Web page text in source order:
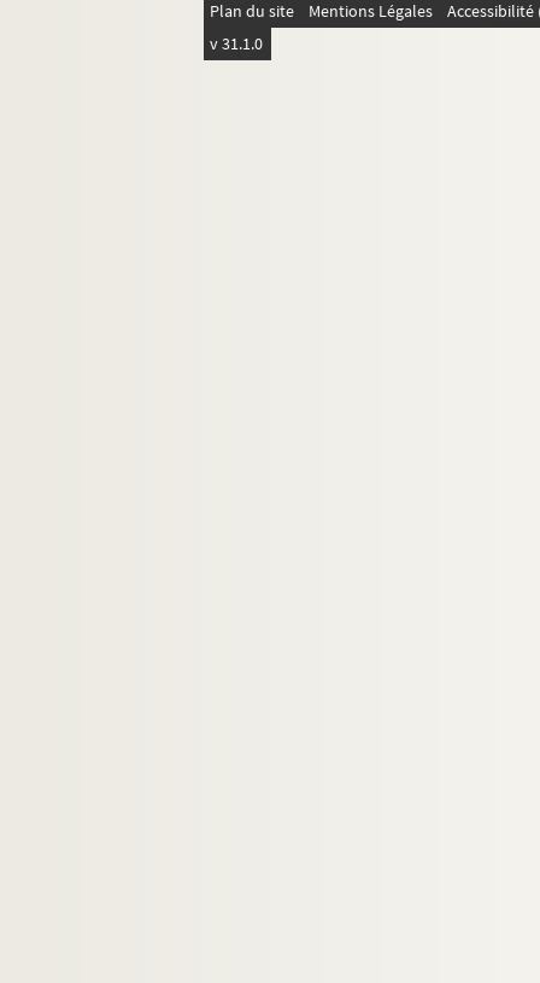
Plan du site Mentions Légales
v 31.1.0